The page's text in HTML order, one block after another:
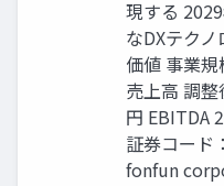
現する
なDXテク
価値 事業
売上高 調
円 EBITDA
証券コード
fonfun